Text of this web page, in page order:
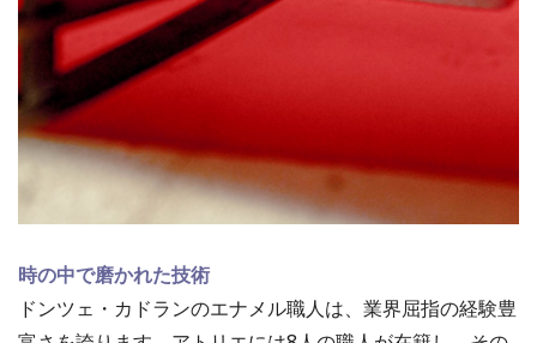
時の中で磨かれた技術
ドンツェ・カドランのエナメル職人は、業界屈指の経験豊